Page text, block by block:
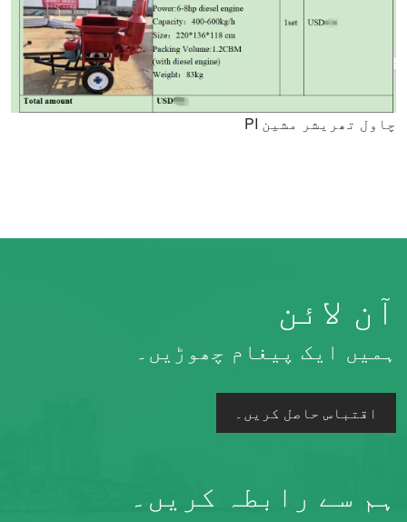
چاول تھریشر مشین PI
آن لائن
ہمیں ایک پیغام چھوڑیں۔
اقتباس حاصل کریں۔
ہم سے رابطہ کریں۔